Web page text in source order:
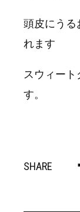
頭皮にうる
れます
スウィー
す。
SHARE